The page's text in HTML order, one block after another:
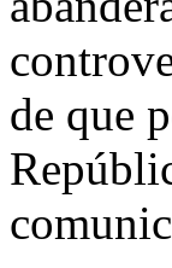
de que